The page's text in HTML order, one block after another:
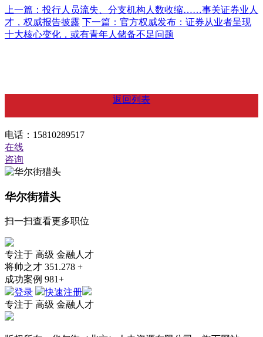
上一篇：投行人员流失、分支机构人数收缩……事关证券业人
才，权威报告披露 下一篇：官方权威发布：证券从业者呈现
十大核心变化，或有青年人储备不足问题
返回列表
电话：15810289517
在线
咨询
华尔街猎头
扫一扫查看更多职位
专注于 高级 金融人才
将帅之才 351.278 +
成功案例 981+
登录
快速注册
专注于 高级 金融人才